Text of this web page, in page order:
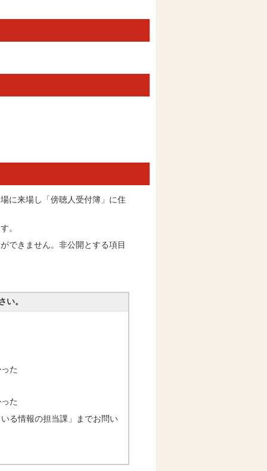
に来場し「傍聴人受付簿」に住
。
できません。非公開とする項目
い。
た
た
る情報の担当課」までお問い